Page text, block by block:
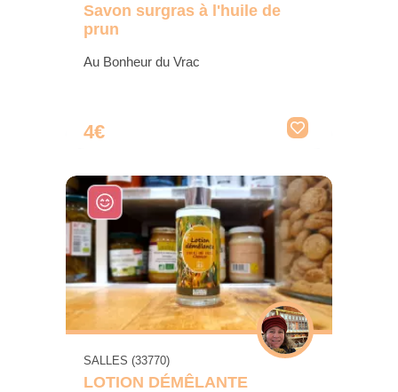
Savon surgras à l'huile de
prun
Au Bonheur du Vrac
4€
SALLES (33770)
LOTION DÉMÊLANTE